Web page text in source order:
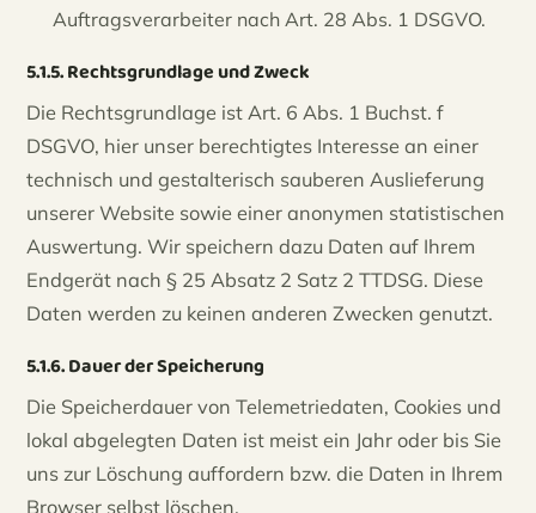
Auftragsverarbeiter nach Art. 28 Abs. 1 DSGVO.
5.1.5. Rechtsgrundlage und Zweck
Die Rechtsgrundlage ist Art. 6 Abs. 1 Buchst. f
DSGVO, hier unser berechtigtes Interesse an einer
technisch und gestalterisch sauberen Auslieferung
unserer Website sowie einer anonymen statistischen
Auswertung. Wir speichern dazu Daten auf Ihrem
Endgerät nach § 25 Absatz 2 Satz 2 TTDSG. Diese
Daten werden zu keinen anderen Zwecken genutzt.
5.1.6. Dauer der Speicherung
Die Speicherdauer von Telemetriedaten, Cookies und
lokal abgelegten Daten ist meist ein Jahr oder bis Sie
uns zur Löschung auffordern bzw. die Daten in Ihrem
Browser selbst löschen.